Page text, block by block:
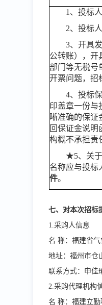
1、投标
2、投标
3、开具
公转账），开
部门等无税号
开票问题，招
4、投标
印盖章一份与
晰准确的保证
回保证金说
构概不承担责
★5、关
名称应与投标
件。
七、对本次招标
1.采购人信息
名 称：福建
地址：福州市仓
联系方式：申佳
2.采购代理机构
名 称：福